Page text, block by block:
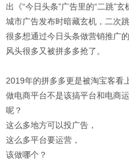
出《“今日头条”广告里的“二跳”
城市广告发布时暗藏玄机，二次
很多想通过今日头条做营销推广
风头很多又被拼多多抢了。
2019年的拼多多更是被淘宝客看
做电商平台不是该搞平台和电商
呢？
这么多地方可以投广告，
这么多平台要运营，
该做哪个？